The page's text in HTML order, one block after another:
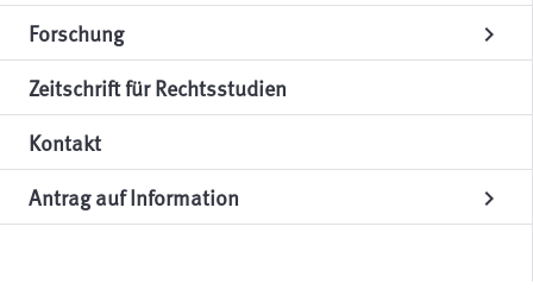
Forschung chevron_right
Zeitschrift für Rechtsstudien
Kontakt
Antrag auf Information
chevron_right